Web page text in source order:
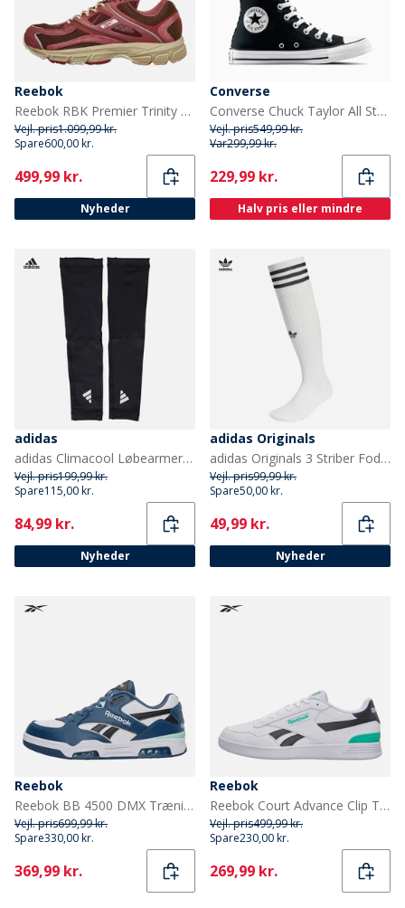
Reebok
Reebok RBK Premier Trinity KFS Træningssko Mahogany
Vejl. pris1.099,99 kr.
Spare600,00 kr.
Current
499,99 kr.
Nyheder
Converse
Converse Chuck Taylor All Star Hi Leopard Sko Sort/Coastal Dune/Egret
Vejl. pris549,99 kr.
Var299,99 kr.
Current
229,99 kr.
Halv pris eller mindre
adidas
adidas Climacool Løbearmermer Sort/Hvid
Vejl. pris199,99 kr.
Spare115,00 kr.
Current
84,99 kr.
Nyheder
adidas Originals
adidas Originals 3 Striber Fodbold Knæstrømper Hvid/Sort
Vejl. pris99,99 kr.
Spare50,00 kr.
Current
49,99 kr.
Nyheder
Reebok
Reebok BB 4500 DMX Træningssko Hvid/Shadow/Sort
Vejl. pris699,99 kr.
Spare330,00 kr.
Current
369,99 kr.
Reebok
Reebok Court Advance Clip Træningssko Hvid/Sort/Team Teal
Vejl. pris499,99 kr.
Spare230,00 kr.
Current
269,99 kr.